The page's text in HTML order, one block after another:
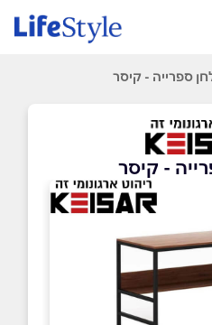
ספרייה - קיסר
- קיסר